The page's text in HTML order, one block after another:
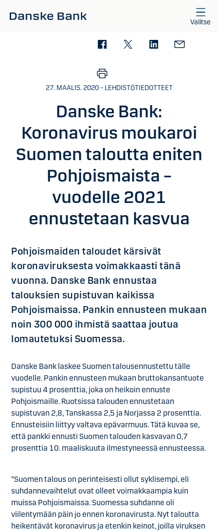
Valitse
27. MAALIS. 2020 – LEHDISTÖTIEDOTTEET
Danske Bank:
Koronavirus moukaroi
Suomen taloutta eniten
Pohjoismaista –
vuodelle 2021
ennustetaan kasvua
Pohjoismaiden taloudet kärsivät
koronaviruksesta voimakkaasti tänä
vuonna. Danske Bank ennustaa
talouksien supistuvan kaikissa
Pohjoismaissa. Pankin ennusteen mukaan
noin 300 000 ihmistä saattaa joutua
lomautetuksi Suomessa.
Danske Bank laskee Suomen talousennustettu tälle
vuodelle. Pankin ennusteen mukaan bruttokansantuote
supistuu 4 prosenttia, joka on heikoin ennuste
Pohjoismaille. Ruotsissa talouden ennustetaan
supistuvan 2,8, Tanskassa 2,5 ja Norjassa 2 prosenttia.
Ennusteisiin liittyy valtava epävarmuus. Tätä kuvaa se,
että pankki ennusti Suomen talouden kasvavan 0,7
prosenttia 10. maaliskuuta ilmestyneessä ennusteessa.
”Suomen talous on perinteisesti ollut syklisempi, eli
suhdannevaihtelut ovat olleet voimakkaampia kuin
muissa Pohjoismaissa. Suomessa suhdanne oli
viilentymään päin jo ennen koronavirusta. Nyt taloutta
heikentävät koronavirus ja etenkin keinot, joilla viruksen